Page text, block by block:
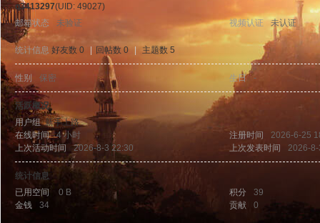
8w
q3413297(UID: 49027)
邮箱状态
未验证 视频认证 未认证
统计信息 好友数 0 回帖数 0 主题数 5
性别 保密 生日 -
活跃概况
用户组新手上路
在线时间
4 小时 注册时间
2026-6-25
上次活动时间
2026-8-3 22:30 上次发表时间 2026-
统计信息
已用空间
0 B 积分
39
金钱
34 贡献 0